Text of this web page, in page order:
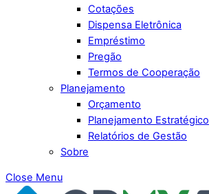
Cotações
Dispensa Eletrônica
Empréstimo
Pregão
Termos de Cooperação
Planejamento
Orçamento
Planejamento Estratégico
Relatórios de Gestão
Sobre
Close Menu